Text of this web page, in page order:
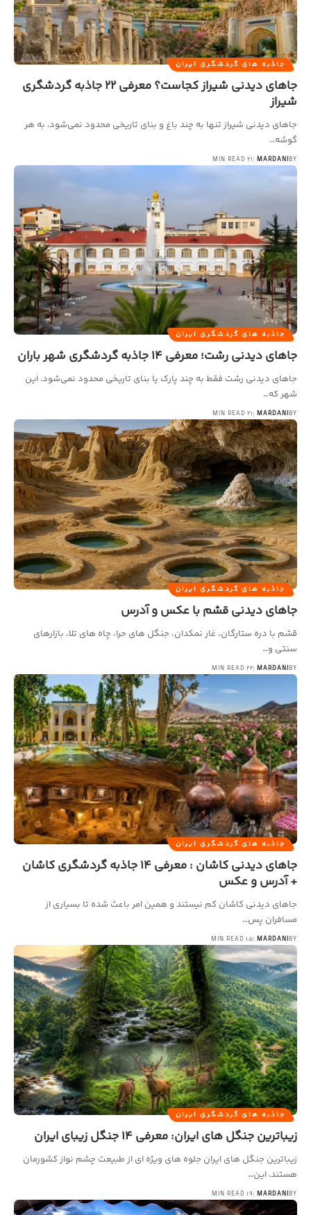
جاذبه های گردشگری ایران
جاهای دیدنی شیراز کجاست؟ معرفی 22 جاذبه گردشگری
شیراز
جاهای دیدنی شیراز تنها به چند باغ و بنای تاریخی محدود نمی‌شود. به هر
گوشه…
BY
MARDANI
21 MIN READ
جاذبه های گردشگری ایران
جاهای دیدنی رشت؛ معرفی 14 جاذبه گردشگری شهر باران
جاهای دیدنی رشت فقط به چند پارک یا بنای تاریخی محدود نمی‌شود. این
شهر که…
BY
MARDANI
21 MIN READ
جاذبه های گردشگری ایران
جاهای دیدنی قشم با عکس و آدرس
قشم با دره ستارگان، غار نمکدان، جنگل‌ های حرا، چاه‌ های تلا، بازارهای
سنتی و…
BY
MARDANI
22 MIN READ
جاذبه های گردشگری ایران
جاهای دیدنی کاشان : معرفی 14 جاذبه گردشگری کاشان
+ آدرس و عکس
جاهای دیدنی کاشان کم نیستند و همین امر باعث شده تا بسیاری از
مسافران پس…
BY
MARDANI
15 MIN READ
جاذبه های گردشگری ایران
زیباترین جنگل های ایران: معرفی 14 جنگل زیبای ایران
زیباترین جنگل های ایران جلوه های ویژه ای از طبیعت چشم نواز کشورمان
هستند. این…
BY
MARDANI
19 MIN READ